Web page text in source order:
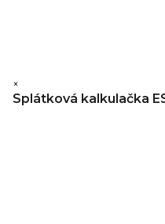
×
Splátková kalkulačka